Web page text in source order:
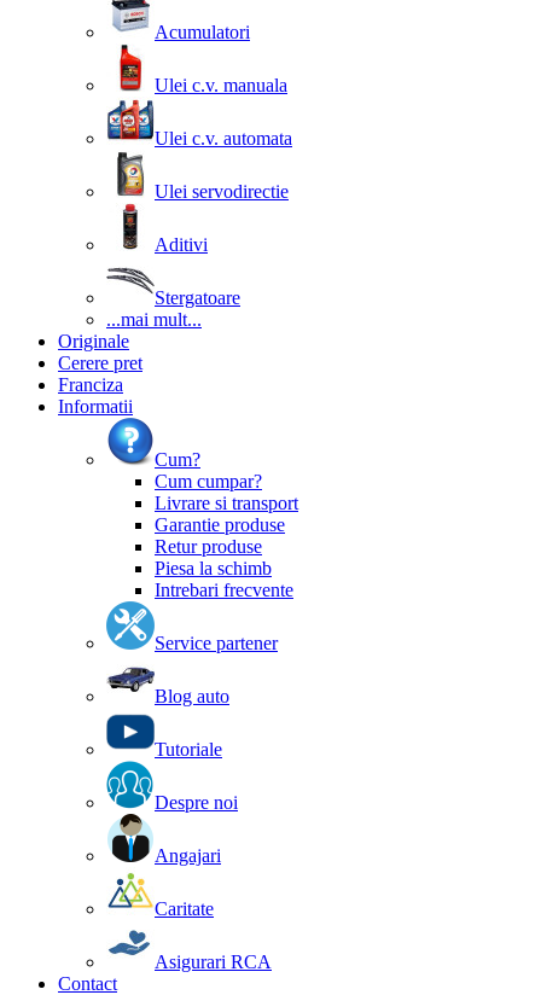
Acumulatori
Ulei c.v. manuala
Ulei c.v. automata
Ulei servodirectie
Aditivi
Stergatoare
...mai mult...
Originale
Cerere pret
Franciza
Informatii
Cum?
Cum cumpar?
Livrare si transport
Garantie produse
Retur produse
Piesa la schimb
Intrebari frecvente
Service partener
Blog auto
Tutoriale
Despre noi
Angajari
Caritate
Asigurari RCA
Contact